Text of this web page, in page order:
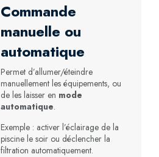
Commande
manuelle ou
automatique
Permet d’allumer/éteindre
manuellement les équipements, ou
de les laisser en mode
automatique.
Exemple : activer l’éclairage de la
piscine le soir ou déclencher la
filtration automatiquement.